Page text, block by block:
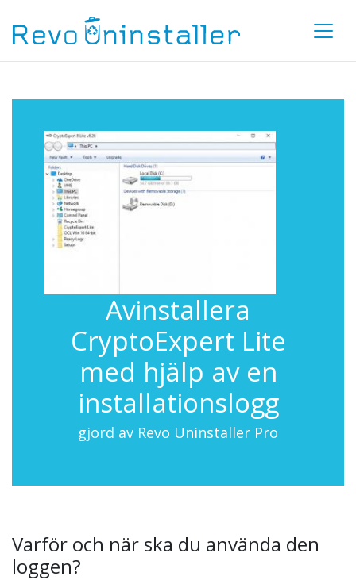
Avinstallera
CryptoExpert Lite
med hjälp av en
installationslogg
gjord av Revo Uninstaller Pro
Varför och när ska du använda den
loggen?